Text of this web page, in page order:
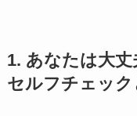
1. あなたは大
セルフチェック